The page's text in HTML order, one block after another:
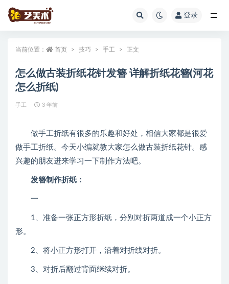
登录
当前位置： 首页 技巧 手工 正文
怎么做古装折纸花针发簪 详解折纸花簪(河花
怎么折纸)
手工 3 年前
做手工折纸有很多的乐趣和好处，相信大家都是很爱
做手工折纸。今天小编就教大家怎么做古装折纸花针。感
兴趣的朋友进来学习一下制作方法吧。
发簪制作折纸：
一
1、准备一张正方形折纸，分别对折两道成一个小正方
形。
2、将小正方形打开，沿着对折线对折。
3、对折后翻过背面继续对折。